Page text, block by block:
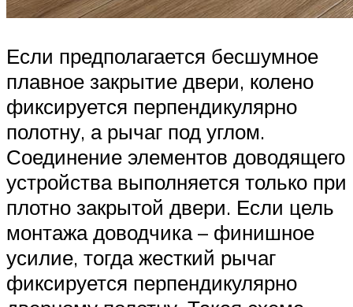
Если предполагается бесшумное
плавное закрытие двери, колено
фиксируется перпендикулярно
полотну, а рычаг под углом.
Соединение элементов доводящего
устройства выполняется только при
плотно закрытой двери. Если цель
монтажа доводчика – финишное
усилие, тогда жесткий рычаг
фиксируется перпендикулярно